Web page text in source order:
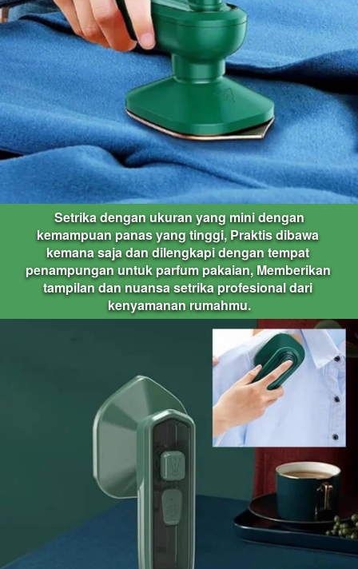
Setrika dengan ukuran yang mini dengan
kemampuan panas yang tinggi, Praktis dibawa
kemana saja dan dilengkapi dengan tempat
penampungan untuk parfum pakaian, Memberikan
tampilan dan nuansa setrika profesional dari
kenyamanan rumahmu.